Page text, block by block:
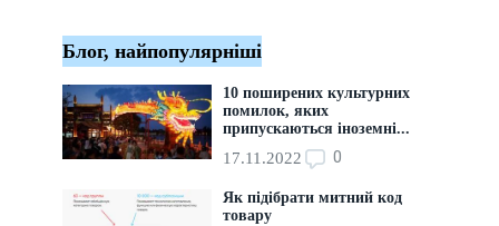
Блог, найпопулярніші
10 поширених культурних
помилок, яких
припускаються іноземні...
17.11.2022 0
Як підібрати митний код
товару